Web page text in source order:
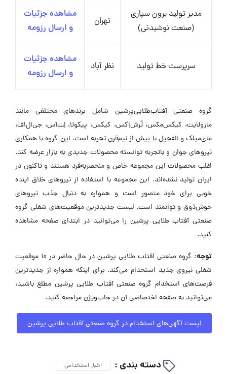
مدیر تولید برون سپاری
(صنعت نوشیدنی)
تهران
مشاهده جزئیات
و ارسال رزومه
سرپرست خط تولید نظر آباد
مشاهده جزئیات
و ارسال رزومه
گروه صنعتی آفتاب‌طلایی‌پرشین شامل برندهای مختلفی مانند
مازولایت، کیکس‌مکس، تُرش‌اِکس، کیکس، پیکولا، لِت‌آس، جی‌ال‌اف،
مای‌میلک و الفجیل با بیش از نیم‌قرن تجربه است. این گروه با همکاری
نیروهای جوان و باتجربه توانسته محصولات جدیدی به بازار عرضه کند.
اغلب محصولات این مجموعه خاص و منحصر‌به‌فرد هستند و تاکنون در
ایران تولید نشده‌اند. این مجموعه با استفاده از نیروهای خلاق آینده
خوبی برای خود متصور است و همواره به دنبال جذب نیروهای
خوش‌ذوق و توانمند است. لیست جدیدترین موقعیت‌های شغلی گروه
صنعتی آفتاب طلایی پرشین را می‌توانید در ابتدای صفحه مشاهده
کنید.
توجه:
گروه صنعتی آفتاب طلایی پرشین در حال حاضر در ۱۰ موقعیت
شغلی نیروی جدید استخدام می‌کند. برای اینکه همواره از جدیدترین
فرصت‌های استخدام گروه صنعتی آفتاب طلایی پرشین مطلع باشید،
می‌توانید به صفحه اختصاصی آن در جاب‌ویژن مراجعه کنید.
لیست آگهی‌های استخدام در گروه صنعتی آفتاب طلایی پرشین
دسته بندی : اخبار استخدامی